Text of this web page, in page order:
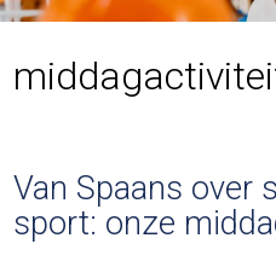
Van Spaans over
sport: onze